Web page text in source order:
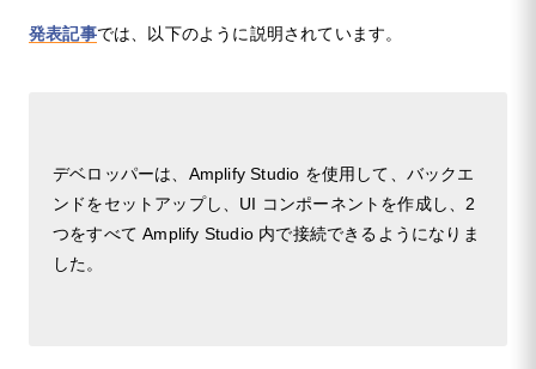
発表記事では、以下のように説明されています。
デベロッパーは、Amplify Studio を使用して、バックエ
ンドをセットアップし、UI コンポーネントを作成し、2
つをすべて Amplify Studio 内で接続できるようになりま
した。